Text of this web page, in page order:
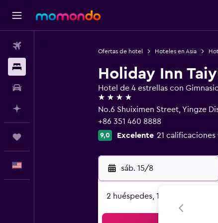
Ofertas de hotel Hoteles en Asia
Holiday Inn
Hotel de 4 estrellas con
4 estrellas
No.6 Shuiximen Street, Yingze
+86 351 460 8888
9,0 Excelente 21
sáb. 15/8
2 huéspedes, 1 habitación